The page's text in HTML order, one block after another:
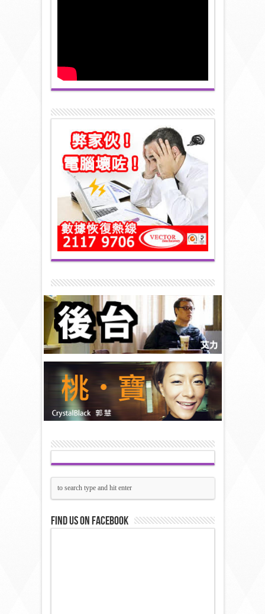
Find us on Facebook